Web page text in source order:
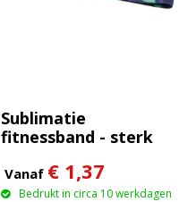
Sublimatie
fitnessband - sterk
Vanaf € 1,37
Bedrukt in circa 10 werkdagen